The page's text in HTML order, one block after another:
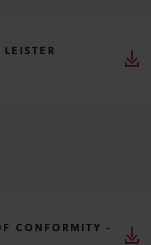
CONFORMITY -